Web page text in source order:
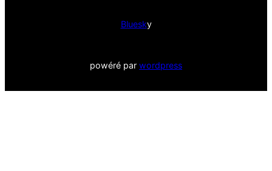
Bluesky
powéré par wordpress